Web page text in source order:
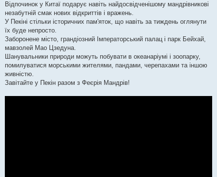
н
я
Відпочинок у Китаї подарує навіть найдосвідченішому мандрівникові
незабутній смак нових відкриттів і вражень.
У Пекіні стільки історичних пам'яток, що навіть за тиждень оглянути
їх буде непросто.
Заборонене місто, грандіозний Імператорський палац і парк Бейхай,
мавзолей Мао Цзедуна.
Шанувальники природи можуть побувати в океанаріумі і зоопарку,
помилуватися морськими жителями, пандами, черепахами та іншою
живністю.
Завітайте у Пекін разом з Феєрія Мандрів!